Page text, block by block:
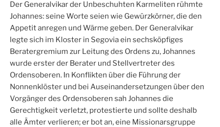
Der Generalvikar der Unbeschuhten Karmeliten rühmte
Johannes: seine Worte seien wie Gewürzkörner, die den
Appetit anregen und Wärme geben. Der Generalvikar
legte sich im Kloster in Segovia ein sechsköpfiges
Beratergremium zur Leitung des Ordens zu, Johannes
wurde erster der Berater und Stellvertreter des
Ordensoberen. In Konflikten über die Führung der
Nonnenklöster und bei Auseinandersetzungen über den
Vorgänger des Ordensoberen sah Johannes die
Gerechtigkeit verletzt, protestierte und sollte deshalb
alle Ämter verlieren; er bot an, eine Missionarsgruppe